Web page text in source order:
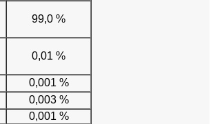
99,0 %
0,01 %
0,001 %
0,003 %
0,001 %